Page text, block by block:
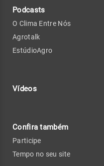
Podcasts
O Clima Entre Nós
Agrotalk
EstúdioAgro
Vídeos
Confira também
Participe
Tempo no seu site